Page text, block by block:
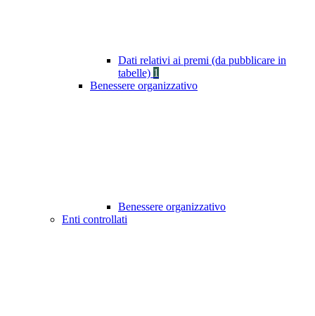
Dati relativi ai premi (da pubblicare in
tabelle) 1
Benessere organizzativo
Benessere organizzativo
Enti controllati